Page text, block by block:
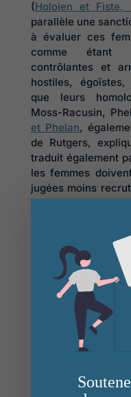
(Holoien et Fiste,
parallèle une
à évaluer ces
comme étant
contrôlantes et
hostiles,
que leurs
Moss-Racusin,
et Phelan,
de Rutgers,
traduit également
les femmes
jugées moins
promotions ;
salariales entre
Cet effet
l'avancement des
femmes car il
: elles doivent
remplissant un
faire respecter en
Comment
Lorsqu’une
traditionnellement